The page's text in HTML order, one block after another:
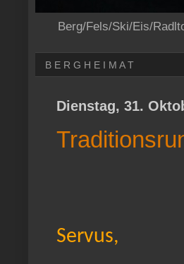
Berg/Fels/Ski/Eis/
B E R G H E I M A T
Dienstag, 31.
Servus,